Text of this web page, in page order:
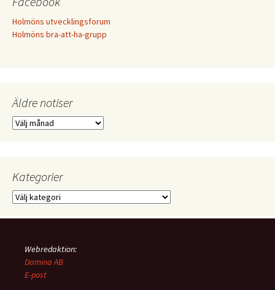
Holmöns utvecklingsforum
Holmöns bra-att-ha-grupp
Äldre notiser
Äldre
Kategorier
Kategorier
Webredaktion:
Damina AB
E-post